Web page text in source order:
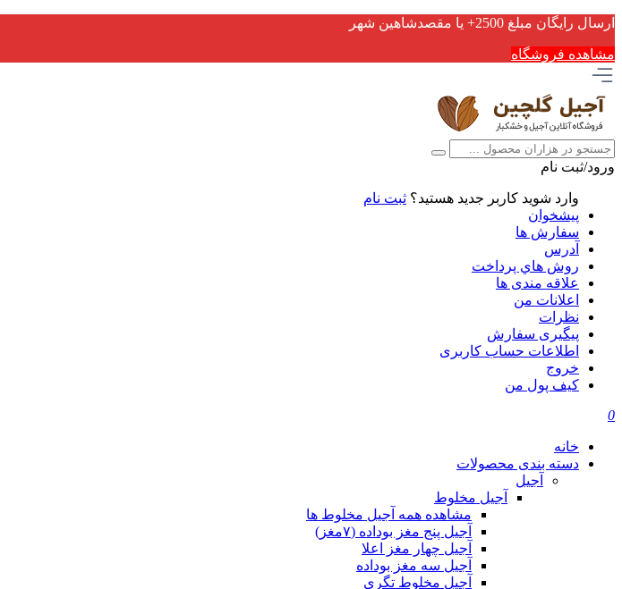
ارسال رایگان مبلغ 2500+ یا مقصدشاهین شهر
مشاهده فروشگاه
ورود/ثبت نام
وارد شوید کاربر جدید هستید؟ ثبت نام
پیشخوان
سفارش ها
آدرس
روش هاي پرداخت
علاقه مندی ها
اعلانات من
نظرات
پیگیری سفارش
اطلاعات حساب كاربری
خروج
کیف پول من
0
خانه
دسته بندی محصولات
آجیل
آجیل مخلوط
مشاهده همه آجیل مخلوط ها
آجیل پنج مغز بوداده (۷مغز)
آجیل چهار مغز اعلا
آجیل سه مغز بوداده
آجیل مخلوط تگری